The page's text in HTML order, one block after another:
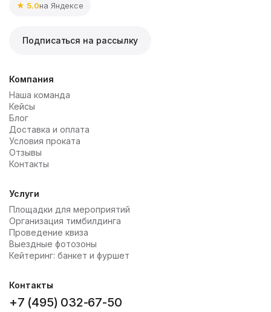
★ 5.0на Яндексе
Подписаться на рассылку
Компания
Наша команда
Кейсы
Блог
Доставка и оплата
Условия проката
Отзывы
Контакты
Услуги
Площадки для мероприятий
Организация тимбилдинга
Проведение квиза
Выездные фотозоны
Кейтеринг: банкет и фуршет
Контакты
+7 (495) 032-67-50